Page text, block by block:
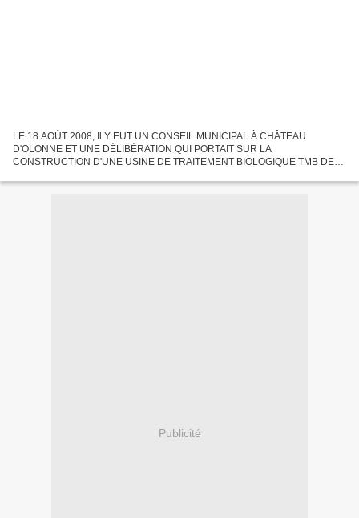
LE 18 AOÛT 2008, Il Y EUT UN CONSEIL MUNICIPAL À CHÂTEAU
D'OLONNE ET UNE DÉLIBÉRATION QUI PORTAIT SUR LA
CONSTRUCTION D'UNE USINE DE TRAITEMENT BIOLOGIQUE TMB DES
D'OLONNE 32 millions d'euros à la...
Publicité